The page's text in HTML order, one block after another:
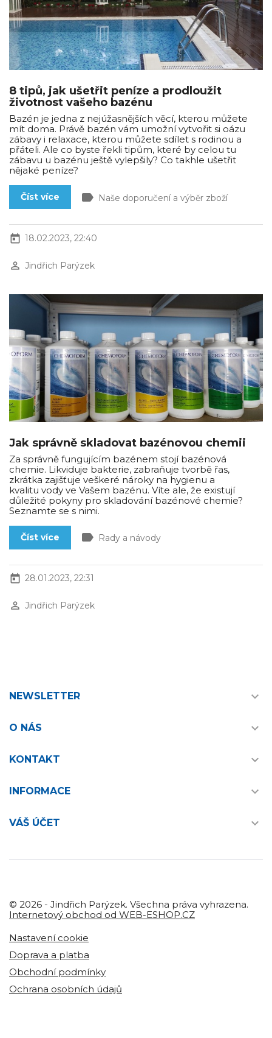
8 tipů, jak ušetřit peníze a prodloužit
životnost vašeho bazénu
Bazén je jedna z nejúžasnějších věcí, kterou můžete
mít doma. Právě bazén vám umožní vytvořit si oázu
zábavy i relaxace, kterou můžete sdílet s rodinou a
přáteli. Ale co byste řekli tipům, které by celou tu
zábavu u bazénu ještě vylepšily? Co takhle ušetřit
nějaké peníze?
Číst více label Naše doporučení a výběr zboží
today 18.02.2023, 22:40
perm_identity Jindřich Parýzek
Jak správně skladovat bazénovou chemii
Za správně fungujícím bazénem stojí bazénová
chemie. Likviduje bakterie, zabraňuje tvorbě řas,
zkrátka zajišťuje veškeré nároky na hygienu a
kvalitu vody ve Vašem bazénu. Víte ale, že existují
důležité pokyny pro skladování bazénové chemie?
Seznamte se s nimi.
Číst více label Rady a návody
today 28.01.2023, 22:31
perm_identity Jindřich Parýzek
NEWSLETTER 
O NÁS 
KONTAKT 
INFORMACE 
VÁŠ ÚČET 
© 2026 - Jindřich Parýzek. Všechna práva vyhrazena.
Internetový obchod od WEB-ESHOP.CZ
Nastavení cookie
Doprava a platba
Obchodní podmínky
Ochrana osobních údajů